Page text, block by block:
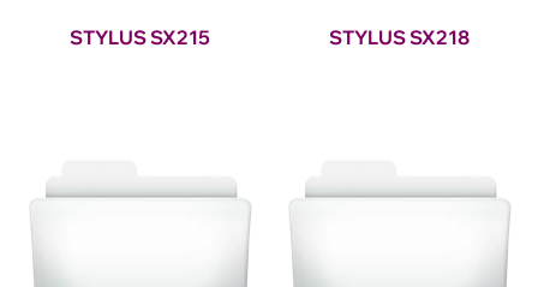
STYLUS SX215 STYLUS SX218